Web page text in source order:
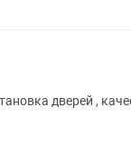
дверей ,